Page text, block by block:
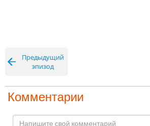
Предыдущий
эпизод
Комментарии